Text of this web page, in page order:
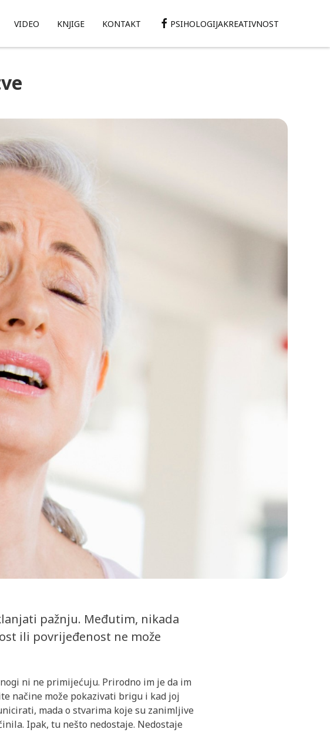
VIDEO KNJIGE KONTAKT PSIHOLOGIJAKREATIVNOST
pažnju. Međutim, nikada
ili povrijeđenost ne može
ni ne primijećuju. Prirodno im je da im
načine može pokazivati brigu i kad joj
mada o stvarima koje su zanimljive
Ipak, tu nešto nedostaje. Nedostaje